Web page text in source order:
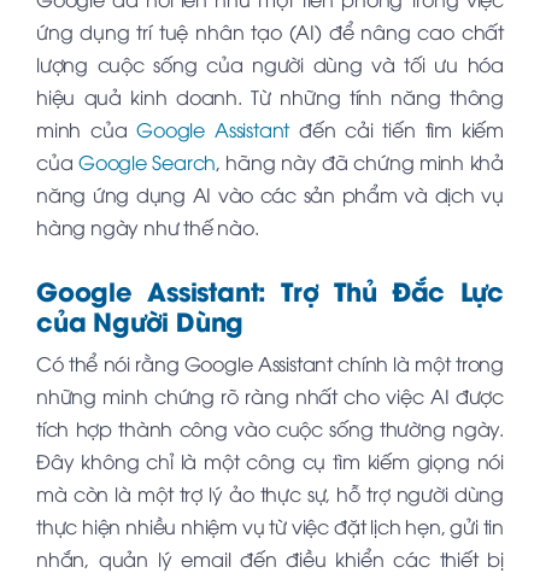
ứng dụng trí tuệ nhân tạo (AI) để nâng cao chất
lượng cuộc sống của người dùng và tối ưu hóa
hiệu quả kinh doanh. Từ những tính năng thông
minh củaGoogle Assistantđến cải tiến tìm kiếm
của Google Search, hãng này đã chứng minh khả
năng ứng dụng AI vào các sản phẩm và dịch vụ
hàng ngày như thế nào.
Google Assistant: Trợ Thủ Đắc Lực
của Người Dùng
Có thể nói rằng Google Assistant chính là một trong
những minh chứng rõ ràng nhất cho việc AI được
tích hợp thành công vào cuộc sống thường ngày.
Đây không chỉ là một công cụ tìm kiếm giọng nói
mà còn là một trợ lý ảo thực sự, hỗ trợ người dùng
thực hiện nhiều nhiệm vụ từ việc đặt lịch hẹn, gửi tin
nhắn, quản lý email đến điều khiển các thiết bị